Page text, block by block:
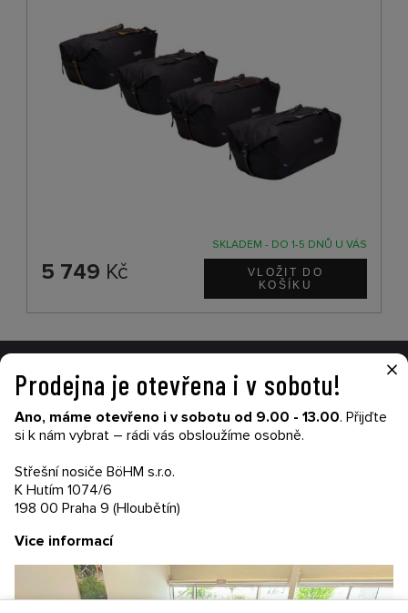
SKLADEM - DO 1-5 DNŮ U VÁS
5 749 Kč
VŠE O NÁKUPU
Garance nákupu
Obchodní podmínky
Kontakty
Ochrana soukromí
×
Prodejna je otevřena i v sobotu!
Ano, máme otevřeno i v sobotu od 9.00 - 13.00. Přijďte
si k nám vybrat – rádi vás obsloužíme osobně.
Střešní nosiče BöHM s.r.o.
K Hutím 1074/6
198 00 Praha 9 (Hloubětín)
Vice informací